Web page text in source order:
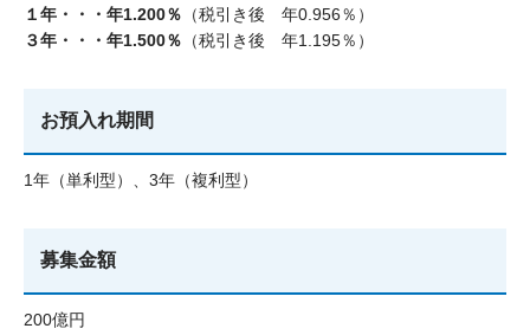
１年・・・年1.200％ （税引き後 年0.956％）
３年・・・年1.500％ （税引き後 年1.195％）
お預入れ期間
1年（単利型）、3年（複利型）
募集金額
200億円